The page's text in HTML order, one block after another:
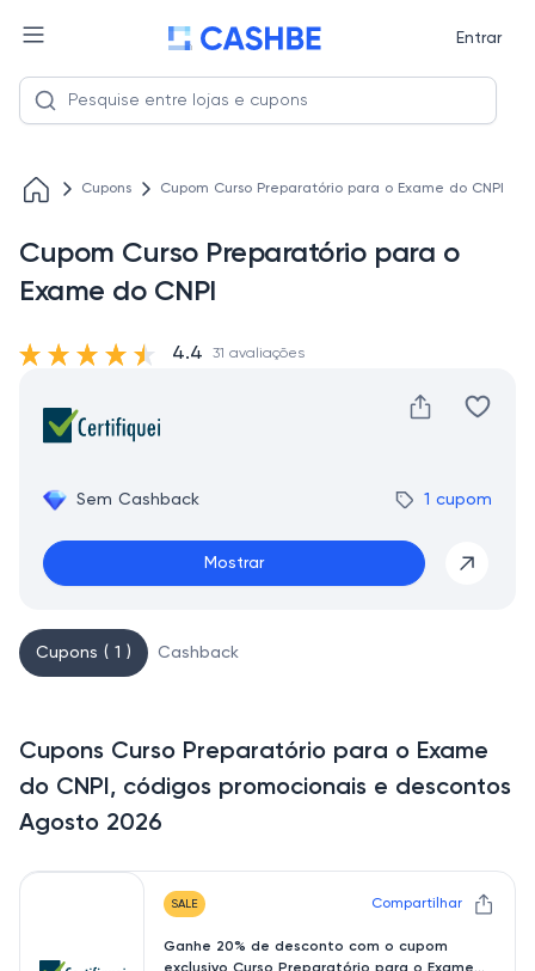
Entrar
Cupons Cupom Curso Preparatório para o Exame do CNPI
Cupom Curso Preparatório para o
Exame do CNPI
Sem Cashback 1 cupom
Mostrar
4.4 31 avaliações
Cupons ( 1 ) Cashback
Cupons Curso Preparatório para o Exame
do CNPI, códigos promocionais e descontos
Agosto 2026
SALE Compartilhar
Ganhe 20% de desconto com o cupom